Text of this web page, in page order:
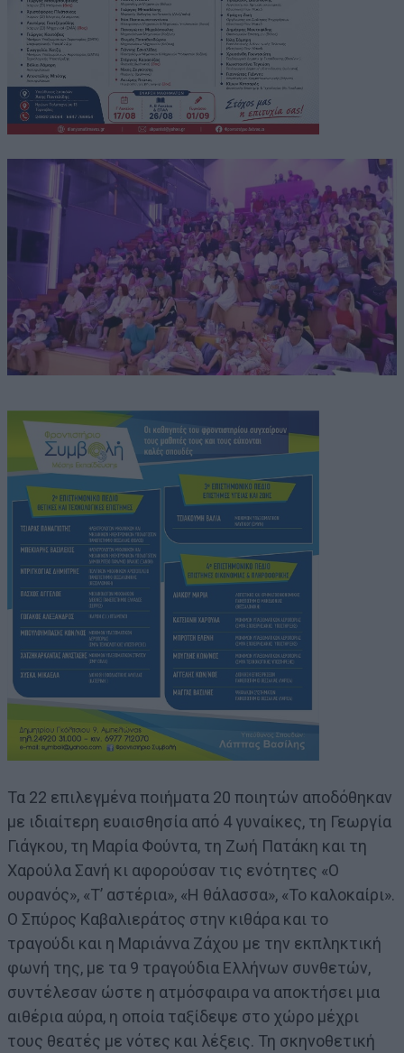
Τα 22 επιλεγμένα ποιήματα 20 ποιητών αποδόθηκαν
με ιδιαίτερη ευαισθησία από 4 γυναίκες, τη Γεωργία
Γιάγκου, τη Μαρία Φούντα, τη Ζωή Πατάκη και τη
Χαρούλα Σανή κι αφορούσαν τις ενότητες «Ο
ουρανός», «Τ’ αστέρια», «Η θάλασσα», «Το καλοκαίρι».
Ο Σπύρος Καβαλιεράτος στην κιθάρα και το
τραγούδι και η Μαριάννα Ζάχου με την εκπληκτική
φωνή της, με τα 9 τραγούδια Ελλήνων συνθετών,
συντέλεσαν ώστε η ατμόσφαιρα να αποκτήσει μια
αιθέρια αύρα, η οποία ταξίδεψε στο χώρο μέχρι
τους θεατές με νότες και λέξεις. Τη σκηνοθετική